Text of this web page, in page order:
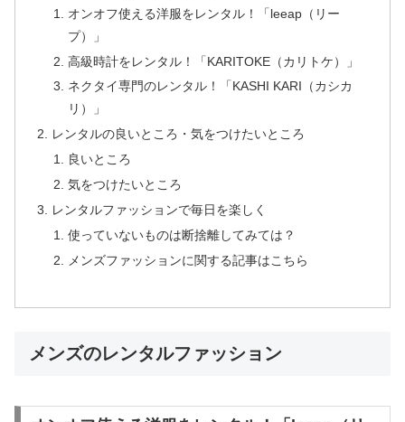
オンオフ使える洋服をレンタル！「leeap（リー
プ）」
高級時計をレンタル！「KARITOKE（カリトケ）」
ネクタイ専門のレンタル！「KASHI KARI（カシカ
リ）」
レンタルの良いところ・気をつけたいところ
良いところ
気をつけたいところ
レンタルファッションで毎日を楽しく
使っていないものは断捨離してみては？
メンズファッションに関する記事はこちら
メンズのレンタルファッション